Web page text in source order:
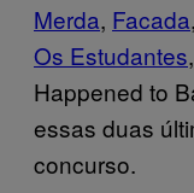
Merda, Facada
Os Estudantes,
Happened to
essas duas
concurso.